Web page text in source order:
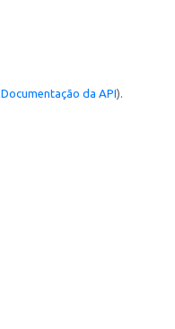
Documentação da API).